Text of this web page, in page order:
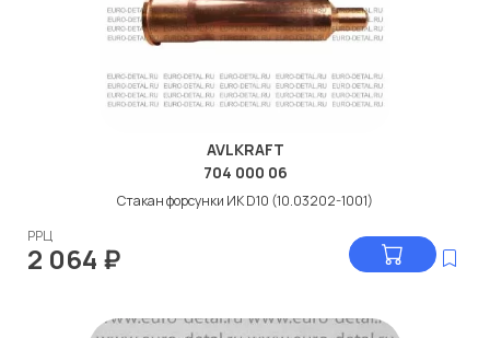
AVLKRAFT
704 000 06
Стакан форсунки ИК D10 (10.03202-1001)
РРЦ
2 064 ₽